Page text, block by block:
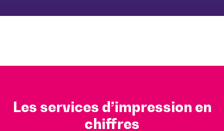
Les services d’impression en
chiffres